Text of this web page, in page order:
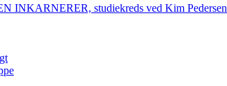
studiekreds ved Kim Pedersen